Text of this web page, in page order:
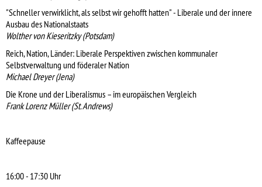
"Schneller verwirklicht, als selbst wir gehofft hatten" - Liberale und der innere
Ausbau des Nationalstaats
Wolther von Kieseritzky (Potsdam)
Reich, Nation, Länder: Liberale Perspektiven zwischen kommunaler
Selbstverwaltung und föderaler Nation
Michael Dreyer (Jena)
Die Krone und der Liberalismus – im europäischen Vergleich
Frank Lorenz Müller (St. Andrews)
Kaffeepause
16:00 - 17:30 Uhr